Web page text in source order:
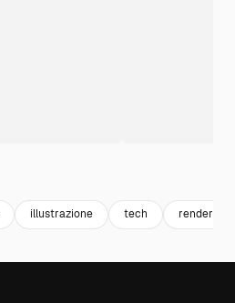
illustrazione tech rendering